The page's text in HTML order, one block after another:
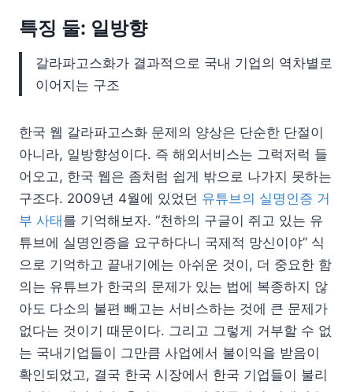
특징 둘: 일방향
갈라파고스화가 결과적으로 국내 기업의 역차별로
이어지는 구조
한국 웹 갈라파고스화 문제의 양상은 단순한 단절이
아니라, 일방향성이다. 즉 해외서비스는 그럭저럭 들
어오고, 한국 웹은 좀처럼 쉽게 밖으로 나가지 못하는
구조다. 2009년 4월에 있었던 유튜브의 실명인증 거
부 사태 를 기억해보자. “천하의 구글이 쥐고 있는 유
튜브에 실명인증을 요구하다니 국제적 망신이야” 식
으로 기억하고 끝내기에는 아쉬운 것이, 더 중요한 함
의는 유튜브가 한국의 문제가 있는 법에 복종하지 않
아도 다소의 불편 빼고는 서비스하는 것에 큰 문제가
없다는 것이기 때문이다. 그리고 그렇게 거부할 수 없
는 국내기업들이 그만큼 사업에서 불이익을 받음이
확인되었고, 결국 한국 시장에서 한국 기업들이 불리